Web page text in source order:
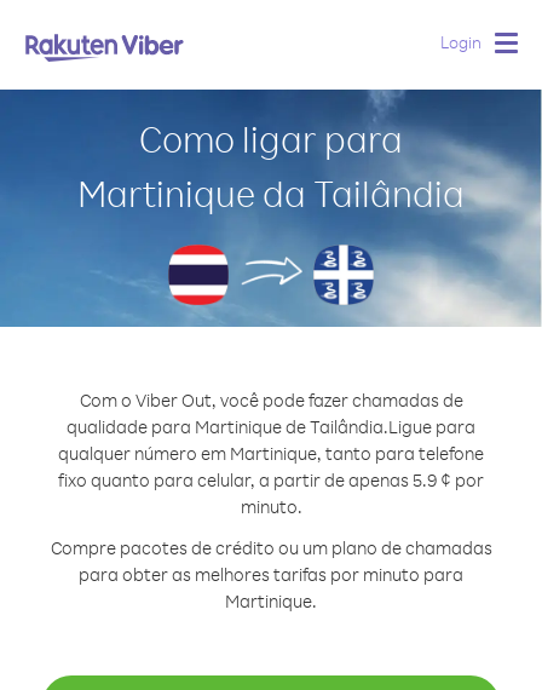
Login
Como ligar para
Martinique da Tailândia
Com o Viber Out, você pode fazer chamadas de
qualidade para Martinique de Tailândia.Ligue para
qualquer número em Martinique, tanto para telefone
fixo quanto para celular, a partir de apenas 5.9 ¢ por
minuto.
Compre pacotes de crédito ou um plano de chamadas
para obter as melhores tarifas por minuto para
Martinique.